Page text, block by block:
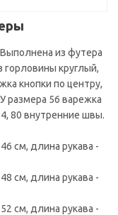
из футера
круглый,
кнопки по центру,
размера 56 варежка
80 внутренние швы.
см, длина рукава -
см, длина рукава -
см, длина рукава -